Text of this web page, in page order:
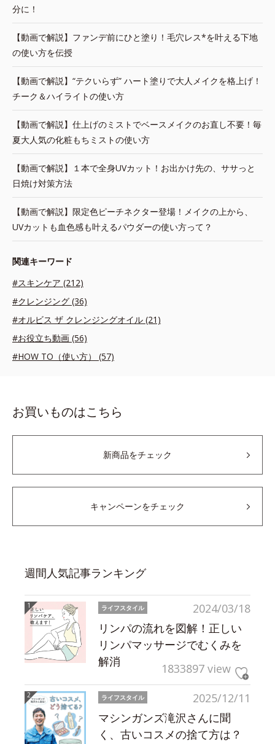
分に！
【動画で解説】ファンデ前にひと塗り！毛穴レス*を叶える下地
の使い方を伝授
【動画で解説】“テクいらず” ハート塗りで大人メイクを格上げ！
チーク＆ハイライトの使い方
【動画で解説】仕上げのミストでベースメイクのお直し不要！毎
夏大人気の化粧もちミストの使い方
【動画で解説】１本で全身UVカット！お出かけ先の、ササっと
日焼け対策方法
【動画で解説】限定色ピーチネクター登場！メイクの上から、
UVカットも血色感も叶えるパウダーの使い方って？
関連キーワード
#スキンケア (212)
#クレンジング (36)
#オルビス ザ クレンジングオイル (21)
#お役立ち動画 (56)
#HOW TO（使い方） (57)
お買いものはこちら
新商品をチェック
キャンペーンをチェック
週間人気記事ランキング
2024/03/18
ライフスタイル
リンパの流れを図解！正しい
リンパマッサージでむくみを
解消
1833897 view
2025/12/11
ライフスタイル
マシンガンズ滝沢さんに聞
く、古いコスメの捨て方は？